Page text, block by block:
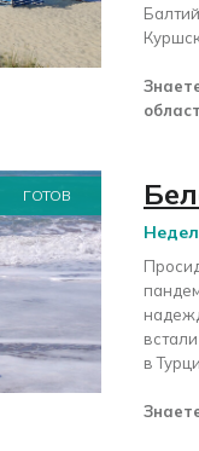
ГОТОВ
в